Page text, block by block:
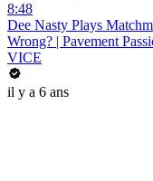
8:48
Dee Nasty Plays
Wrong? | Pavement
VICE
il y a 6 ans